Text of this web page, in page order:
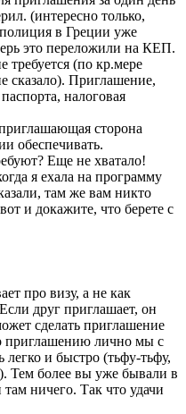
(интересно только,
в Греции уже
это переложили на КЕП.
требуется (по кр.мере
сказало). Приглашение,
налоговая
сторона
обеспечивать.
Еще не хватало!
я ехала на программу
там же вам никто
и докажите, что берете с
про визу, а не как
друг приглашает, он
сделать приглашение
приглашению лично мы с
и быстро (тьфу-тьфу,
Тем более вы уже бывали в
ничего. Так что удачи